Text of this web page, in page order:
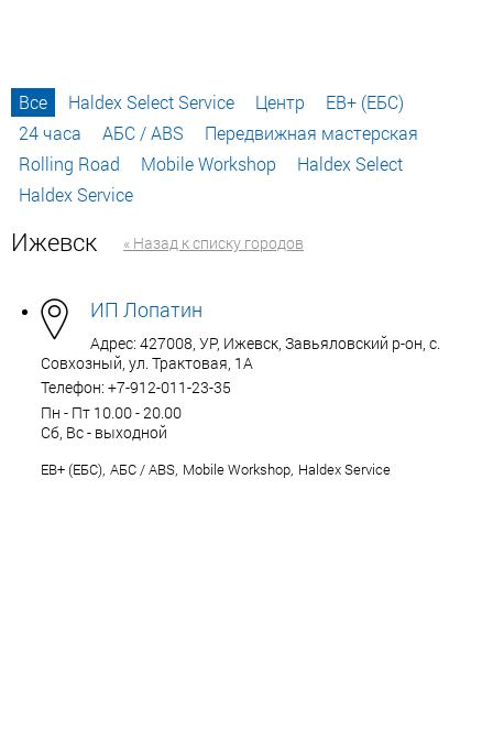
Все Haldex Select Service Центр
EB+ (ЕБС)
24 часа
АБС / ABS
Передвижная мастерская
Rolling Road
Mobile Workshop
Haldex Select
Haldex Service
Ижевск « Назад к списку городов
ИП Лопатин
Адрес: 427008, УР, Ижевск, Завьяловский р-он, с.
Совхозный, ул. Трактовая, 1А
Телефон: +7-912-011-23-35
Пн - Пт 10.00 - 20.00
Сб, Вс - выходной
EB+ (ЕБС), АБС / ABS, Mobile Workshop, Haldex Service